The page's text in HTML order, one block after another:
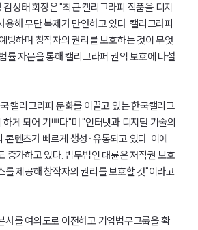
성태 회장은 "최근 캘리그라피 작품을 디지
용해 무단 복제가 만연하고 있다. 캘리그라피
방하며 창작자의 권리를 보호하는 것이 무엇
률 자문을 통해 캘리그라퍼 권익 보호에 나설
캘리그라피 문화를 이끌고 있는 한국캘리그
게 되어 기쁘다"며 "인터넷과 디지털 기술의
콘텐츠가 빠르게 생성·유통되고 있다. 이에
증가하고 있다. 법무법인 대륜은 저작권 보호
를 제공해 창작자의 권리를 보호할 것"이라고
사를 여의도로 이전하고 기업법무그룹을 확